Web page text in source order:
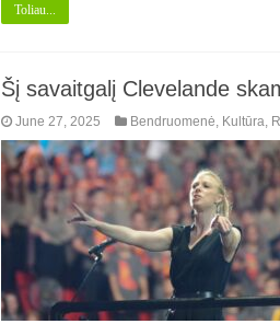
Toliau...
Šį savaitgalį Clevelande
June 27, 2025 Bendruomenė Kultūra